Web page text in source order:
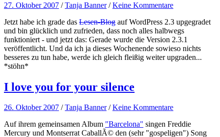
27. Oktober 2007 /Tanja Banner /Keine Kommentare
Jetzt habe ich grade das Lesen-Blog auf WordPress 2.3 upgegradet
und bin glücklich und zufrieden, dass noch alles halbwegs
funktioniert - und jetzt das: Gerade wurde die Version 2.3.1
veröffentlicht. Und da ich ja dieses Wochenende sowieso nichts
besseres zu tun habe, werde ich gleich fleißig weiter upgraden...
*stöhn*
I love you for your silence
26. Oktober 2007 /Tanja Banner /Keine Kommentare
Auf ihrem gemeinsamen Album "Barcelona" singen Freddie
Mercury und Montserrat CaballÃ© den (sehr "gospeligen") Song